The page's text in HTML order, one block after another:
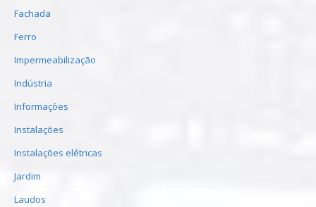
Fachada
Ferro
Impermeabilização
Indústria
Informações
Instalações
Instalações elétricas
Jardim
Laudos